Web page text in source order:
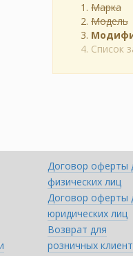
Марка
Модель
Список
Договор оферты
физических лиц
Договор оферты
юридических лиц
Возврат для
розничных